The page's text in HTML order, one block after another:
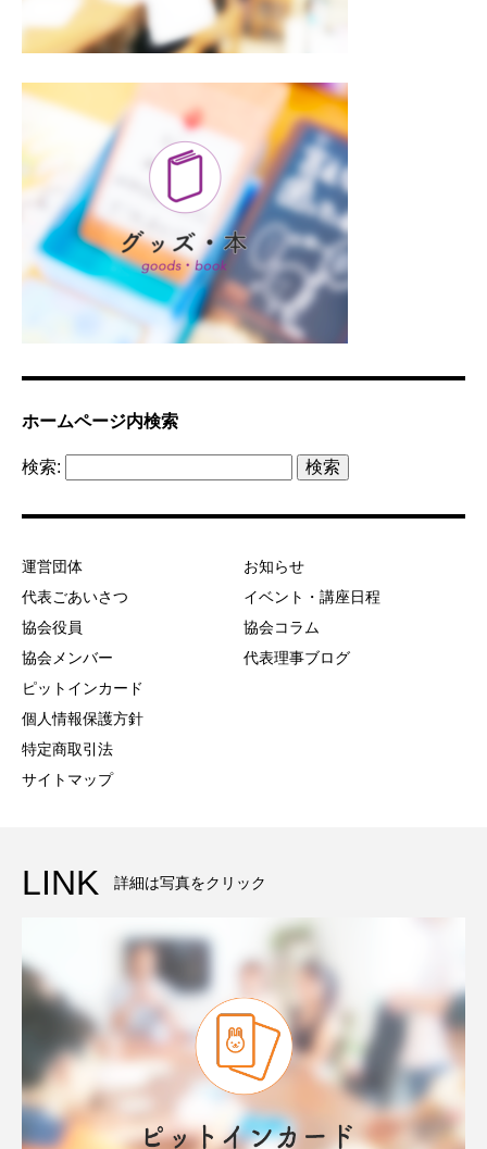
ホームページ内検索
検索:
運営団体
代表ごあいさつ
協会役員
協会メンバー
ピットインカード
個人情報保護方針
特定商取引法
サイトマップ
お知らせ
イベント・講座日程
協会コラム
代表理事ブログ
LINK 詳細は写真をクリック